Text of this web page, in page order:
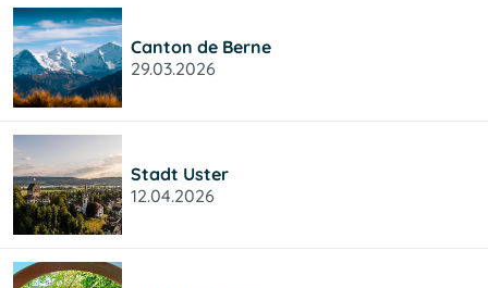
Canton de Berne
29.03.2026
Stadt Uster
12.04.2026